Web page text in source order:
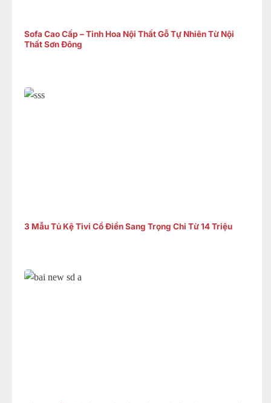
Sofa Cao Cấp – Tinh Hoa Nội Thất Gỗ Tự Nhiên Từ Nội
Thất Sơn Đông
3 Mẫu Tủ Kệ Tivi Cổ Điển Sang Trọng Chỉ Từ 14 Triệu